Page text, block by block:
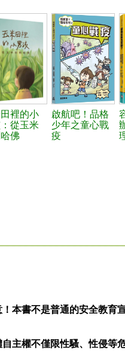
裡的小
從玉米
佛
啟航吧！品格
少年之童心戰
疫
！本書不是普通的安全教育
主權不僅限性騷、性侵等